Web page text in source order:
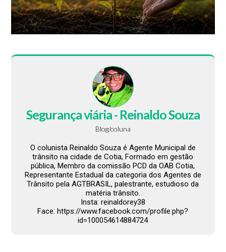
Segurança viária - Reinaldo Souza
Blog/coluna
O colunista Reinaldo Souza é Agente Municipal de
trânsito na cidade de Cotia, Formado em gestão
pública, Membro da comissão PCD da OAB Cotia,
Representante Estadual da categoria dos Agentes de
Trânsito pela AGTBRASIL, palestrante, estudioso da
matéria trânsito.
Insta: reinaldorey38
Face: https://www.facebook.com/profile.php?
id=100054614884724